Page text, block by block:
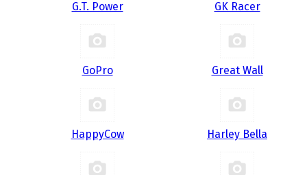
G.T. Power GK Racer
GoPro Great Wall
HappyCow Harley Bella